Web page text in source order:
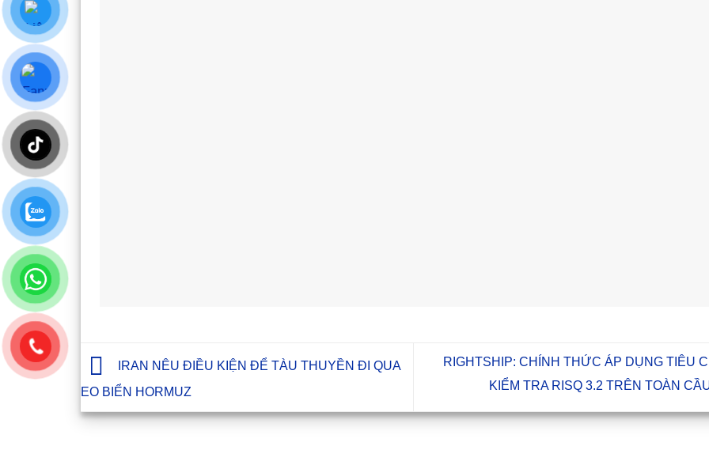
IRAN NÊU ĐIỀU KIỆN ĐỂ TÀU THUYỀN ĐI QUA
EO BIỂN HORMUZ
RIGHTSHIP: CHÍNH THỨC ÁP DỤNG TIÊU
KIỂM TRA RISQ 3.2 TRÊN TOÀN